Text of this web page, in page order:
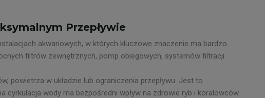
Przepływie
akwariowych, w których kluczowe znaczenie ma bardzo
filtrów zewnętrznych, pomp obiegowych, systemów filtracji
powietrza w układzie lub ograniczenia przepływu. Jest to
wody ma bezpośredni wpływ na zdrowie ryb i koralowców.